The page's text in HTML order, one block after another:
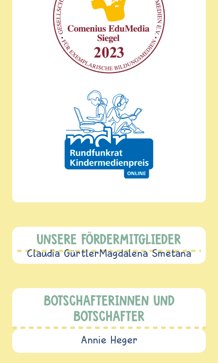
UNSERE FÖRDERMITGLIEDER
Claudia GürtlerMagdalena Smetana
BOTSCHAFTERINNEN UND
BOTSCHAFTER
Annie Heger